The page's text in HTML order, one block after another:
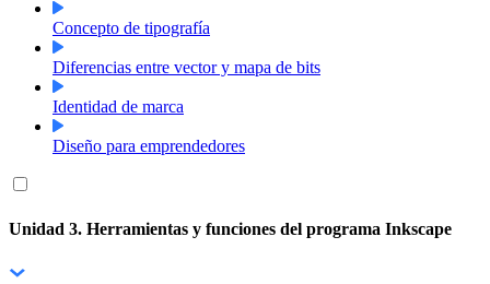
Concepto de tipografía
Diferencias entre vector y mapa de bits
Identidad de marca
Diseño para emprendedores
Unidad 3. Herramientas y funciones del programa Inkscape